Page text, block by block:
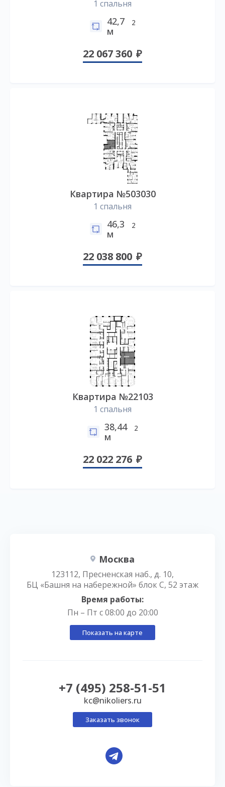
1 спальня
42,7
м
2
22 067 360
Квартира №503030
1 спальня
46,3
м
2
22 038 800
Квартира №22103
1 спальня
38,44
м
2
22 022 276
Москва
123112, Пресненская наб., д. 10,
БЦ «Башня на набережной» блок С, 52 этаж
Время работы:
Пн – Пт с 08:00 до 20:00
Показать на карте
+7 (495) 258-51-51
kc@nikoliers.ru
Заказать звонок